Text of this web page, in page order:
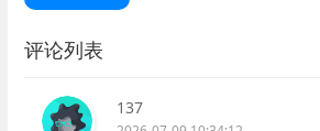
评论列表
137